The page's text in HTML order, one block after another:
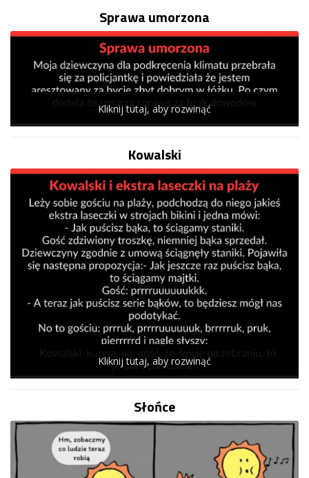
Sprawa umorzona
Kliknij tutaj, aby rozwinąć
Kowalski
Kliknij tutaj, aby rozwinąć
Słońce